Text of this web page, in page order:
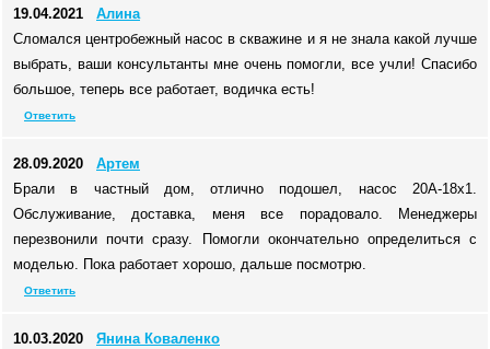
19.04.2021
Алина
Сломался центробежный насос в скважине и я не знала какой лучше
выбрать, ваши консультанты мне очень помогли, все учли! Спасибо
большое, теперь все работает, водичка есть!
Ответить
28.09.2020
Артем
Брали в частный дом, отлично подошел, насос 20А-18х1.
Обслуживание, доставка, меня все порадовало. Менеджеры
перезвонили почти сразу. Помогли окончательно определиться с
моделью. Пока работает хорошо, дальше посмотрю.
Ответить
10.03.2020
Янина Коваленко